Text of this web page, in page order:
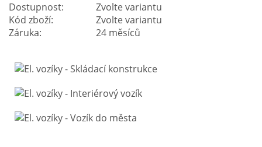
Dostupnost:
Zvolte variantu
Kód zboží:
Zvolte variantu
Záruka:
24 měsíců